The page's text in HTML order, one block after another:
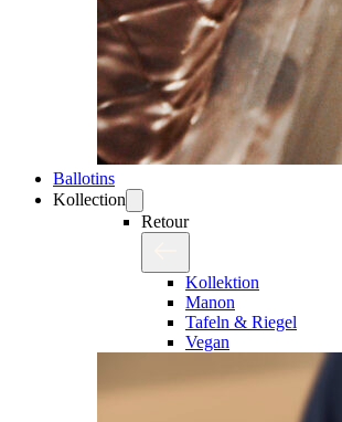
Ballotins
Kollection
Retour
Kollektion
Manon
Tafeln & Riegel
Vegan